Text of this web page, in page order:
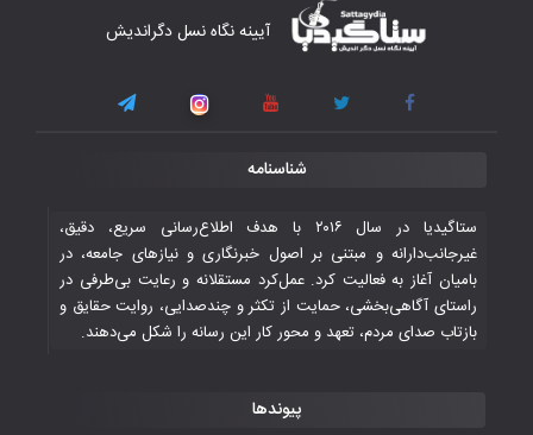
کار دشوار تیم ملی فوتسال افغانستان در
گروه مرگ بازی‌های همبستگی کشورهای
اسلامی
تاریخی ایران
جوانان فوتسالیست کشور با گلباران تایلند به
فینال رفتند
۲۸ October ۲۰۲۵
با شکست چین، فوتسال‌بازان جوان
آیینه نگاه نسل دگراندیش
شناسنامه
ستاگیدیا در سال ۲۰۱۶ با هدف اطلاع‌رسانی سریع، دقیق،
غیرجانب‌دارانه و مبتنی بر اصول خبرنگاری و نیازهای جامعه، در
بامیان آغاز به فعالیت کرد. عمل‌کرد مستقلانه و رعایت بی‌طرفی در
راستای آگاهی‌بخشی، حمایت از تکثر و چندصدایی، روایت حقایق و
بازتاب صدای مردم، تعهد و محور کار این رسانه را شکل می‌دهند.
پیوندها